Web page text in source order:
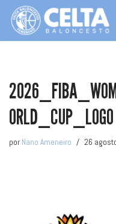
Saltar
ORLD_CUP_LOGO
por Nano Ameneiro 26